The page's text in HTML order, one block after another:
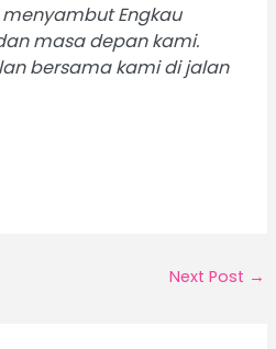
menyambut Engkau
masa depan kami.
bersama kami di jalan
Next Post →